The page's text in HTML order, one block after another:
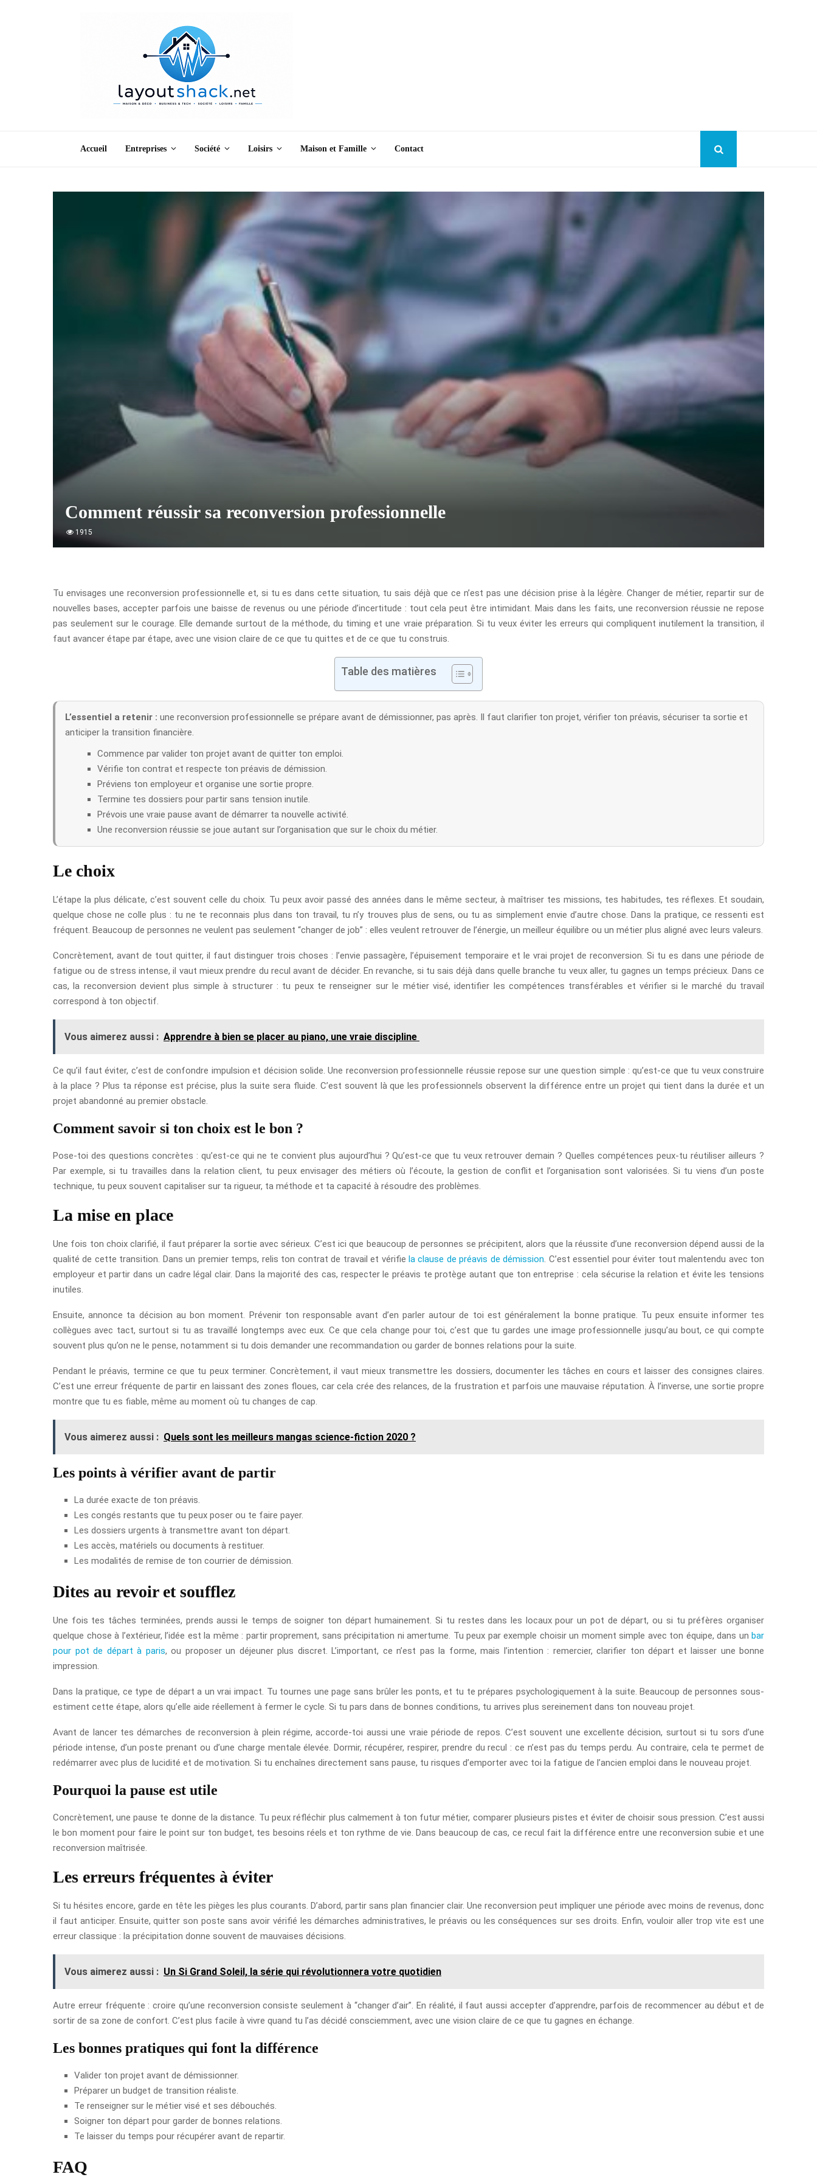
Accueil Entreprises Société Loisirs Maison et Famille Contact
Comment réussir sa reconversion professionnelle
1915
Tu envisages une reconversion professionnelle et, si tu es dans cette situation, tu sais déjà que ce n’est pas une décision prise à la légère. Changer de métier, repartir sur de
nouvelles bases, accepter parfois une baisse de revenus ou une période d’incertitude : tout cela peut être intimidant. Mais dans les faits, une reconversion réussie ne repose
pas seulement sur le courage. Elle demande surtout de la méthode, du timing et une vraie préparation. Si tu veux éviter les erreurs qui compliquent inutilement la transition, il
faut avancer étape par étape, avec une vision claire de ce que tu quittes et de ce que tu construis.
Table des matières
L’essentiel a retenir : une reconversion professionnelle se prépare avant de démissionner, pas après. Il faut clarifier ton projet, vérifier ton préavis, sécuriser ta sortie et
anticiper la transition financière.
Commence par valider ton projet avant de quitter ton emploi.
Vérifie ton contrat et respecte ton préavis de démission.
Préviens ton employeur et organise une sortie propre.
Termine tes dossiers pour partir sans tension inutile.
Prévois une vraie pause avant de démarrer ta nouvelle activité.
Une reconversion réussie se joue autant sur l’organisation que sur le choix du métier.
Le choix
L’étape la plus délicate, c’est souvent celle du choix. Tu peux avoir passé des années dans le même secteur, à maîtriser tes missions, tes habitudes, tes réflexes. Et soudain,
quelque chose ne colle plus : tu ne te reconnais plus dans ton travail, tu n’y trouves plus de sens, ou tu as simplement envie d’autre chose. Dans la pratique, ce ressenti est
fréquent. Beaucoup de personnes ne veulent pas seulement “changer de job” : elles veulent retrouver de l’énergie, un meilleur équilibre ou un métier plus aligné avec leurs valeurs.
Concrètement, avant de tout quitter, il faut distinguer trois choses : l’envie passagère, l’épuisement temporaire et le vrai projet de reconversion. Si tu es dans une période de
fatigue ou de stress intense, il vaut mieux prendre du recul avant de décider. En revanche, si tu sais déjà dans quelle branche tu veux aller, tu gagnes un temps précieux. Dans ce
cas, la reconversion devient plus simple à structurer : tu peux te renseigner sur le métier visé, identifier les compétences transférables et vérifier si le marché du travail
correspond à ton objectif.
Vous aimerez aussi : Apprendre à bien se placer au piano, une vraie discipline
Ce qu’il faut éviter, c’est de confondre impulsion et décision solide. Une reconversion professionnelle réussie repose sur une question simple : qu’est-ce que tu veux construire
à la place ? Plus ta réponse est précise, plus la suite sera fluide. C’est souvent là que les professionnels observent la différence entre un projet qui tient dans la durée et un
projet abandonné au premier obstacle.
Comment savoir si ton choix est le bon ?
Pose-toi des questions concrètes : qu’est-ce qui ne te convient plus aujourd’hui ? Qu’est-ce que tu veux retrouver demain ? Quelles compétences peux-tu réutiliser ailleurs ?
Par exemple, si tu travailles dans la relation client, tu peux envisager des métiers où l’écoute, la gestion de conflit et l’organisation sont valorisées. Si tu viens d’un poste
technique, tu peux souvent capitaliser sur ta rigueur, ta méthode et ta capacité à résoudre des problèmes.
La mise en place
Une fois ton choix clarifié, il faut préparer la sortie avec sérieux. C’est ici que beaucoup de personnes se précipitent, alors que la réussite d’une reconversion dépend aussi de la
qualité de cette transition. Dans un premier temps, relis ton contrat de travail et vérifie la clause de préavis de démission . C’est essentiel pour éviter tout malentendu avec ton
employeur et partir dans un cadre légal clair. Dans la majorité des cas, respecter le préavis te protège autant que ton entreprise : cela sécurise la relation et évite les tensions
inutiles.
Ensuite, annonce ta décision au bon moment. Prévenir ton responsable avant d’en parler autour de toi est généralement la bonne pratique. Tu peux ensuite informer tes
collègues avec tact, surtout si tu as travaillé longtemps avec eux. Ce que cela change pour toi, c’est que tu gardes une image professionnelle jusqu’au bout, ce qui compte
souvent plus qu’on ne le pense, notamment si tu dois demander une recommandation ou garder de bonnes relations pour la suite.
Pendant le préavis, termine ce que tu peux terminer. Concrètement, il vaut mieux transmettre les dossiers, documenter les tâches en cours et laisser des consignes claires.
C’est une erreur fréquente de partir en laissant des zones floues, car cela crée des relances, de la frustration et parfois une mauvaise réputation. À l’inverse, une sortie propre
montre que tu es fiable, même au moment où tu changes de cap.
Vous aimerez aussi : Quels sont les meilleurs mangas science-fiction 2020 ?
Les points à vérifier avant de partir
La durée exacte de ton préavis.
Les congés restants que tu peux poser ou te faire payer.
Les dossiers urgents à transmettre avant ton départ.
Les accès, matériels ou documents à restituer.
Les modalités de remise de ton courrier de démission.
Dites au revoir et soufflez
Une fois tes tâches terminées, prends aussi le temps de soigner ton départ humainement. Si tu restes dans les locaux pour un pot de départ, ou si tu préfères organiser
quelque chose à l’extérieur, l’idée est la même : partir proprement, sans précipitation ni amertume. Tu peux par exemple choisir un moment simple avec ton équipe, dans un bar
pour pot de départ à paris, ou proposer un déjeuner plus discret. L’important, ce n’est pas la forme, mais l’intention : remercier, clarifier ton départ et laisser une bonne
impression.
Dans la pratique, ce type de départ a un vrai impact. Tu tournes une page sans brûler les ponts, et tu te prépares psychologiquement à la suite. Beaucoup de personnes sous-
estiment cette étape, alors qu’elle aide réellement à fermer le cycle. Si tu pars dans de bonnes conditions, tu arrives plus sereinement dans ton nouveau projet.
Avant de lancer tes démarches de reconversion à plein régime, accorde-toi aussi une vraie période de repos. C’est souvent une excellente décision, surtout si tu sors d’une
période intense, d’un poste prenant ou d’une charge mentale élevée. Dormir, récupérer, respirer, prendre du recul : ce n’est pas du temps perdu. Au contraire, cela te permet de
redémarrer avec plus de lucidité et de motivation. Si tu enchaînes directement sans pause, tu risques d’emporter avec toi la fatigue de l’ancien emploi dans le nouveau projet.
Pourquoi la pause est utile
Concrètement, une pause te donne de la distance. Tu peux réfléchir plus calmement à ton futur métier, comparer plusieurs pistes et éviter de choisir sous pression. C’est aussi
le bon moment pour faire le point sur ton budget, tes besoins réels et ton rythme de vie. Dans beaucoup de cas, ce recul fait la différence entre une reconversion subie et une
reconversion maîtrisée.
Les erreurs fréquentes à éviter
Si tu hésites encore, garde en tête les pièges les plus courants. D’abord, partir sans plan financier clair. Une reconversion peut impliquer une période avec moins de revenus, donc
il faut anticiper. Ensuite, quitter son poste sans avoir vérifié les démarches administratives, le préavis ou les conséquences sur ses droits. Enfin, vouloir aller trop vite est une
erreur classique : la précipitation donne souvent de mauvaises décisions.
Vous aimerez aussi : Un Si Grand Soleil, la série qui révolutionnera votre quotidien
Autre erreur fréquente : croire qu’une reconversion consiste seulement à “changer d’air”. En réalité, il faut aussi accepter d’apprendre, parfois de recommencer au début et de
sortir de sa zone de confort. C’est plus facile à vivre quand tu l’as décidé consciemment, avec une vision claire de ce que tu gagnes en échange.
Les bonnes pratiques qui font la différence
Valider ton projet avant de démissionner.
Préparer un budget de transition réaliste.
Te renseigner sur le métier visé et ses débouchés.
Soigner ton départ pour garder de bonnes relations.
Te laisser du temps pour récupérer avant de repartir.
FAQ